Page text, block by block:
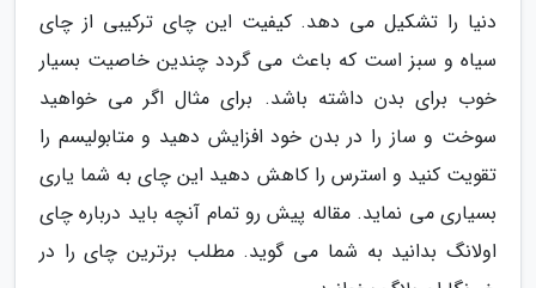
دنیا را تشکیل می دهد. کیفیت این چای ترکیبی از چای
سیاه و سبز است که باعث می گردد چندین خاصیت بسیار
خوب برای بدن داشته باشد. برای مثال اگر می خواهید
سوخت و ساز را در بدن خود افزایش دهید و متابولیسم را
تقویت کنید و استرس را کاهش دهید این چای به شما یاری
بسیاری می نماید. مقاله پیش رو تمام آنچه باید درباره چای
اولانگ بدانید به شما می گوید. مطلب برترین چای را در